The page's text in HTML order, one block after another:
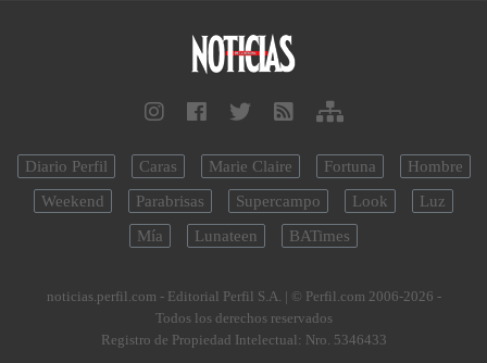
Diario Perfil Caras Marie Claire Fortuna
Hombre
Weekend
Parabrisas Supercampo Look
Luz
Mía
Lunateen BATimes
noticias.perfil.com - Editorial Perfil S.A. | © Perfil.com 2006-2026 -
Todos los derechos reservados
Registro de Propiedad Intelectual: Nro. 5346433